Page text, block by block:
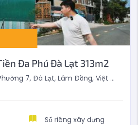
Đa Phú Đà Lạt 313m2
7, Đà Lạt, Lâm Đồng, Việt Nam
Sổ riêng xây dựng